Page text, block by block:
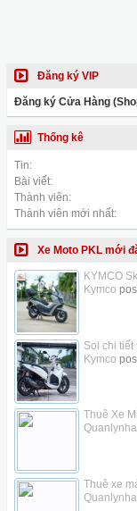
Đăng ký VIP
Đăng ký Cửa Hàng
Thống kê
Tin:
Bài viết:
Thành viên:
Thành viên mới nhất:
Xe Moto PKL mới
KYMCO
Kymco
Soi chi tiết
Kymco
Thuê Xe
Thuê xe